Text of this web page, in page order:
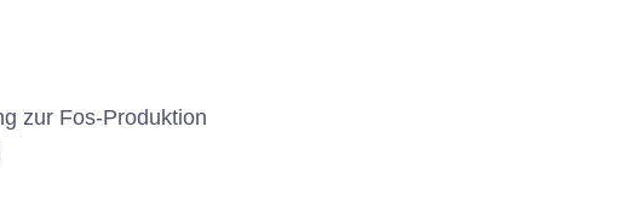
zur Fos-Produktion